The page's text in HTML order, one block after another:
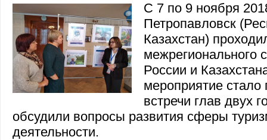
С 7 по 9 ноября
Петропавловск
Казахстан)
межрегионального
России и
мероприятие
встречи глав двух
обсудили вопросы развития сферы
деятельности.